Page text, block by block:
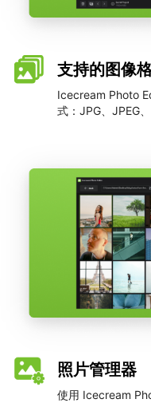
支持的图像
Icecream Photo
式：JPG、JPEG
照片管理器
使用 Icecream